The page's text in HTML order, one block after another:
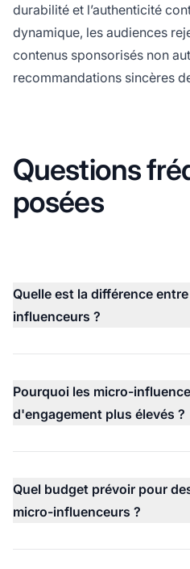
durabilité et l’authenticité
dynamique, les audiences
contenus sponsorisés non
recommandations sincères
Questions
posées
Quelle est la différence
influenceurs ?
Pourquoi les micro-
d'engagement plus élevés ?
Quel budget prévoir pour
micro-influenceurs ?